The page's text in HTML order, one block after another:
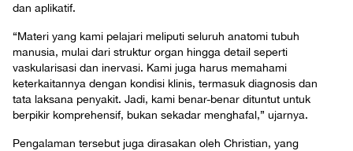
dan aplikatif.
“Materi yang kami pelajari meliputi seluruh anatomi tubuh
manusia, mulai dari struktur organ hingga detail seperti
vaskularisasi dan inervasi. Kami juga harus memahami
keterkaitannya dengan kondisi klinis, termasuk diagnosis dan
tata laksana penyakit. Jadi, kami benar-benar dituntut untuk
berpikir komprehensif, bukan sekadar menghafal,” ujarnya.
Pengalaman tersebut juga dirasakan oleh Christian, yang